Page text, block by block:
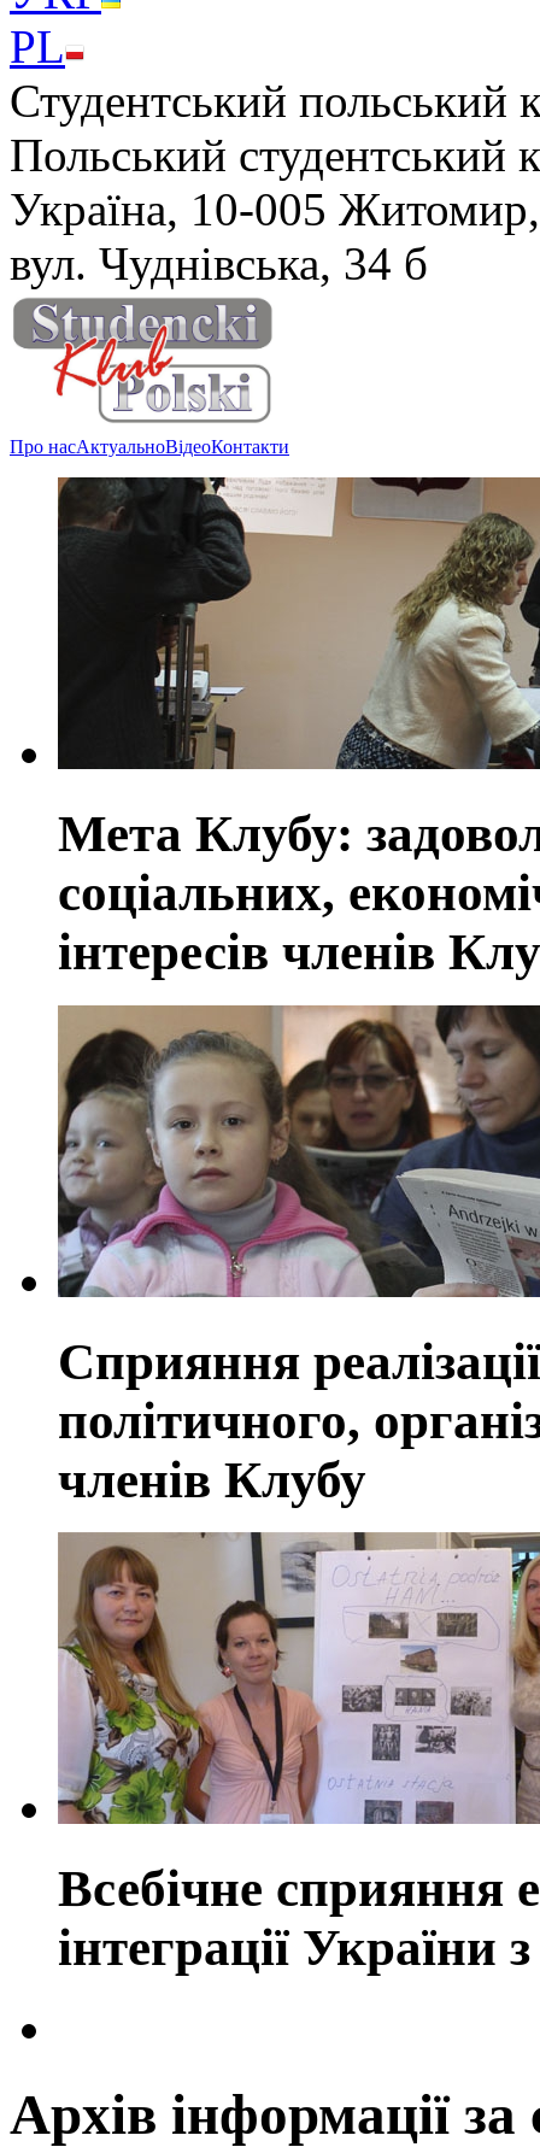
PL
Студентський польський
Польський студентський
Україна, 10-005 Житомир,
вул. Чуднівська, 34 б
Про насАктуальноВідеоКонтакти
Мета Клубу:
соціальних,
інтересів членів
Сприяння
політичного,
членів Клубу
Всебічне сприяння
інтеграції
Архів інформації